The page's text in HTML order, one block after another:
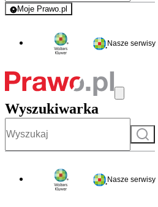
Moje Prawo.pl
- rejestracja i logowanie do serwisu
Nasze serwisy
Wyszukiwarka
Szukaj
Nasze serwisy